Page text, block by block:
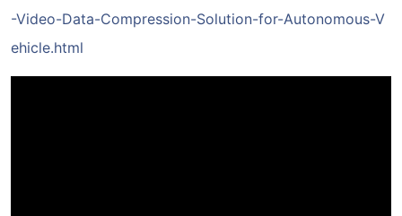
-Video-Data-Compression-Solution-for-Autonomous-V
ehicle.html